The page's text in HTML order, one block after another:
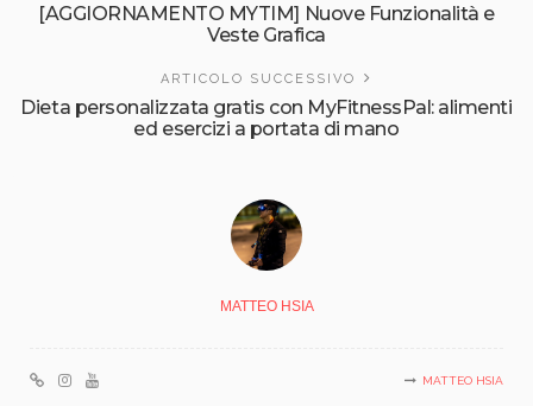
[AGGIORNAMENTO MYTIM] Nuove Funzionalità e
Veste Grafica
ARTICOLO SUCCESSIVO
Dieta personalizzata gratis con MyFitnessPal: alimenti
ed esercizi a portata di mano
MATTEO HSIA
MATTEO HSIA